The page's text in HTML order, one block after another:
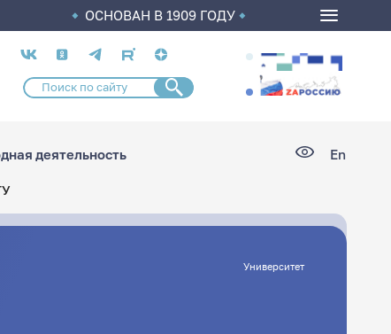
ОСНОВАН В 1909 ГОДУ
Социальные
сети
деятельность En
Университет